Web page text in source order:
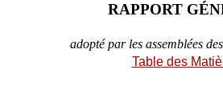
RAPPORT
adopté par les assemblées
Table des